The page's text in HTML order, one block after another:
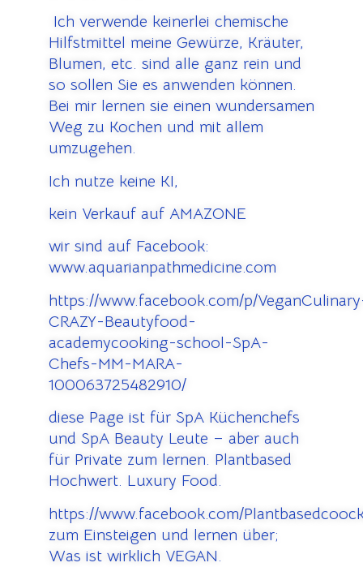
Ich verwende keinerlei chemische
Hilfstmittel meine Gewürze, Kräuter,
Blumen, etc. sind alle ganz rein und
so sollen Sie es anwenden können.
Bei mir lernen sie einen wundersamen
Weg zu Kochen und mit allem
umzugehen.
Ich nutze keine KI,
kein Verkauf auf AMAZONE
wir sind auf Facebook:
www.aquarianpathmedicine.com
https://www.facebook.com/p/
CRAZY-Beautyfood-
academycooking-school-SpA-
Chefs-MM-MARA-
100063725482910/
diese Page ist für SpA Küchenchefs
und SpA Beauty Leute – aber auch
für Private zum lernen. Plantbased
Hochwert. Luxury Food.
https://www.facebook.com/
zum Einsteigen und lernen über;
Was ist wirklich VEGAN.